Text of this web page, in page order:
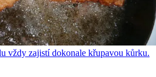
vždy zajistí dokonale křupavou kůrku.